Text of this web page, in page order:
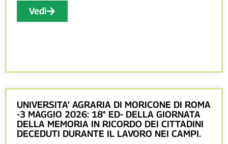
Vedi
UNIVERSITA’ AGRARIA DI MORICONE DI ROMA
-3 MAGGIO 2026: 18° ED- DELLA GIORNATA
DELLA MEMORIA IN RICORDO DEI CITTADINI
DECEDUTI DURANTE IL LAVORO NEI CAMPI.